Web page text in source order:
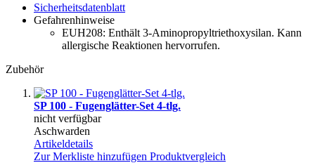
Sicherheitsdatenblatt
Gefahrenhinweise
EUH208: Enthält 3-Aminopropyltriethoxysilan. Kann
allergische Reaktionen hervorrufen.
Zubehör
SP 100 - Fugenglätter-Set 4-tlg.
nicht verfügbar
Aschwarden
Artikeldetails
Zur Merkliste hinzufügen Produktvergleich